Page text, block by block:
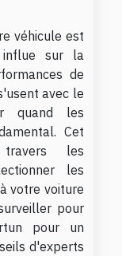
véhicule est
influe sur la
de
avec le
quand les
Cet
les
les
votre voiture
pour
pour un
d'experts